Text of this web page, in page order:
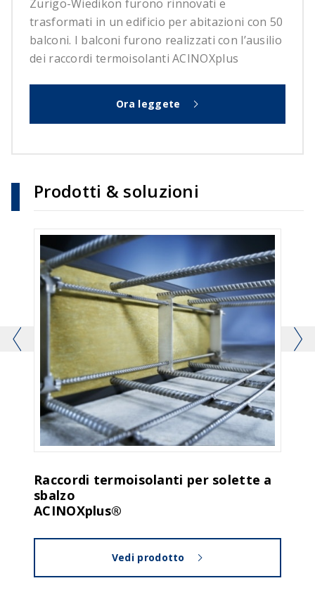
Zurigo-Wiedikon furono rinnovati e
trasformati in un edificio per abitazioni con 50
balconi. I balconi furono realizzati con l’ausilio
dei raccordi termoisolanti ACINOXplus
Ora leggete
Prodotti & soluzioni
Raccordi termoisolanti per solette a
sbalzo
ACINOXplus®
Vedi prodotto